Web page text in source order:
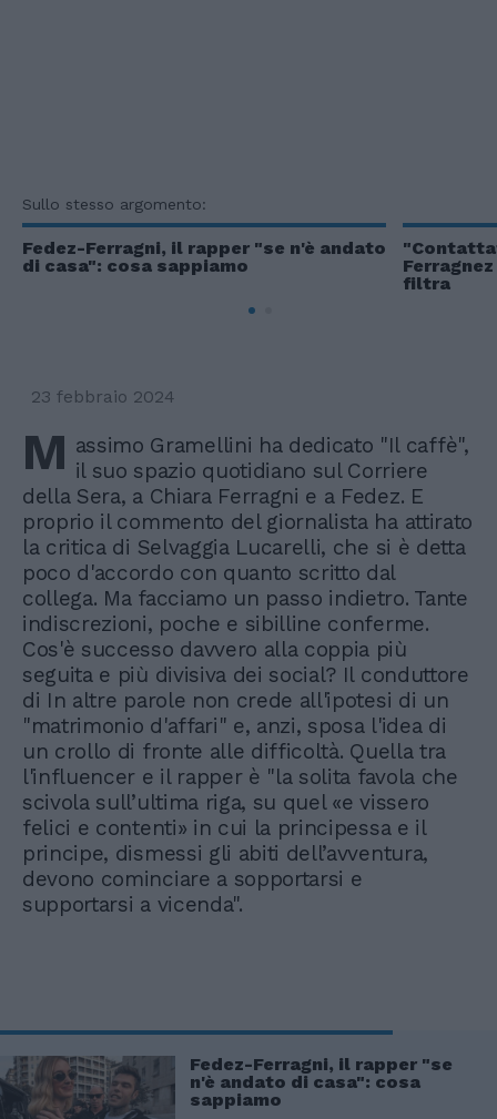
Sullo stesso argomento:
Fedez-Ferragni, il rapper "se n'è andato
di casa": cosa sappiamo
filtra
23 febbraio 2024
M assimo Gramellini ha dedicato "Il caffè",
il suo spazio quotidiano sul Corriere
della Sera, a Chiara Ferragni e a Fedez. E
proprio il commento del giornalista ha attirato
la critica di Selvaggia Lucarelli, che si è detta
poco d'accordo con quanto scritto dal
collega. Ma facciamo un passo indietro. Tante
indiscrezioni, poche e sibilline conferme.
Cos'è successo davvero alla coppia più
seguita e più divisiva dei social? Il conduttore
di In altre parole non crede all'ipotesi di un
"matrimonio d'affari" e, anzi, sposa l'idea di
un crollo di fronte alle difficoltà. Quella tra
l'influencer e il rapper è "la solita favola che
scivola sull’ultima riga, su quel «e vissero
felici e contenti» in cui la principessa e il
principe, dismessi gli abiti dell’avventura,
devono cominciare a sopportarsi e
supportarsi a vicenda".
Fedez-Ferragni, il rapper "se
n'è andato di casa": cosa
sappiamo